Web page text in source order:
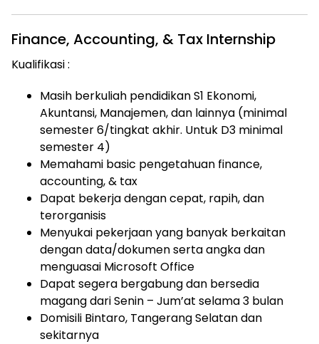
Finance, Accounting, & Tax Internship
Kualifikasi :
Masih berkuliah pendidikan S1 Ekonomi,
Akuntansi, Manajemen, dan lainnya (minimal
semester 6/tingkat akhir. Untuk D3 minimal
semester 4)
Memahami basic pengetahuan finance,
accounting, & tax
Dapat bekerja dengan cepat, rapih, dan
terorganisis
Menyukai pekerjaan yang banyak berkaitan
dengan data/dokumen serta angka dan
menguasai Microsoft Office
Dapat segera bergabung dan bersedia
magang dari Senin – Jum’at selama 3 bulan
Domisili Bintaro, Tangerang Selatan dan
sekitarnya